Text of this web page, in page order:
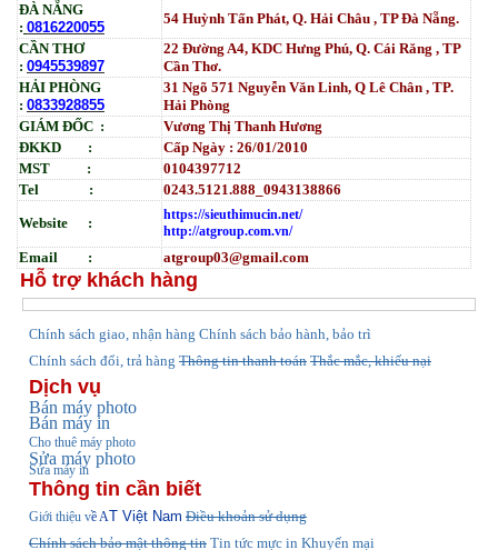
ĐÀ NẴNG
: 0816220055
54 Huỳnh Tấn Phát, Q. Hải Châu , TP Đà Nẵng.
CẦN THƠ
: 0945539897
22 Đường A4, KDC Hưng Phú, Q. Cái Răng , TP
Cần Thơ.
HẢI PHÒNG
: 0833928855
31 Ngõ 571 Nguyễn Văn Linh, Q Lê Chân , TP.
Hải Phòng
GIÁM ĐỐC :
Vương Thị Thanh Hương
ĐKKD :
Cấp Ngày : 26/01/2010
MST :
0104397712
Tel :
0243.5121.888_0943138866
Website :
https://sieuthimucin.net/
http://atgroup.com.vn/
Email : atgroup03@gmail.com
Hỗ trợ khách hàng
Chính sách giao, nhận hàng Chính sách bảo hành, bảo trì
Chính sách đổi, trả hàng Thông tin thanh toán Thắc mắc, khiếu nại
Dịch vụ
Bán máy photo
Bán máy in
Cho thuê máy photo
Sửa máy photo
Sửa máy in
Thông tin cần biết
Giới thiệu về AT Việt Nam Điều khoản sử dụng
Chính sách bảo mật thông tin Tin tức mực in Khuyến mại